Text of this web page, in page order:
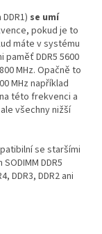
se umí
pokud je to
máte v systému
paměť DDR5 5600
MHz. Opačně to
MHz například
této frekvenci a
všechny nižší
se staršími
DDR5
DDR3, DDR2 ani